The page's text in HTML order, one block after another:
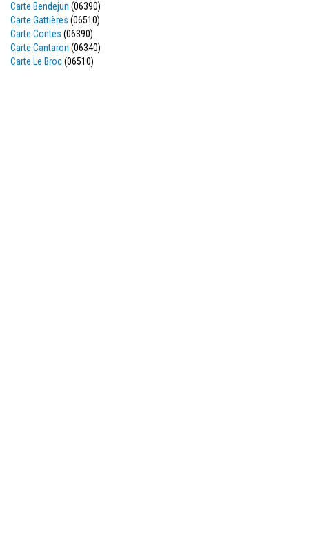
Carte Bendejun (06390)
Carte Gattières (06510)
Carte Contes (06390)
Carte Cantaron (06340)
Carte Le Broc(06510)